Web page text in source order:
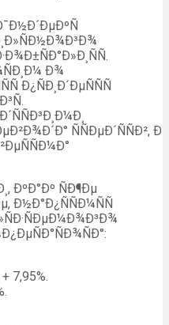
Ð¾
Ð¿ÑÐ¸Ð´ÐµÑÑÑ
ÑÑÐµÐ´ÑÑÐ², Ð
ÐºÐ°Ðº ÑÐ¶Ðµ
Ð½Ð°Ð¿ÑÑÐ¼ÑÑ
7,95%.